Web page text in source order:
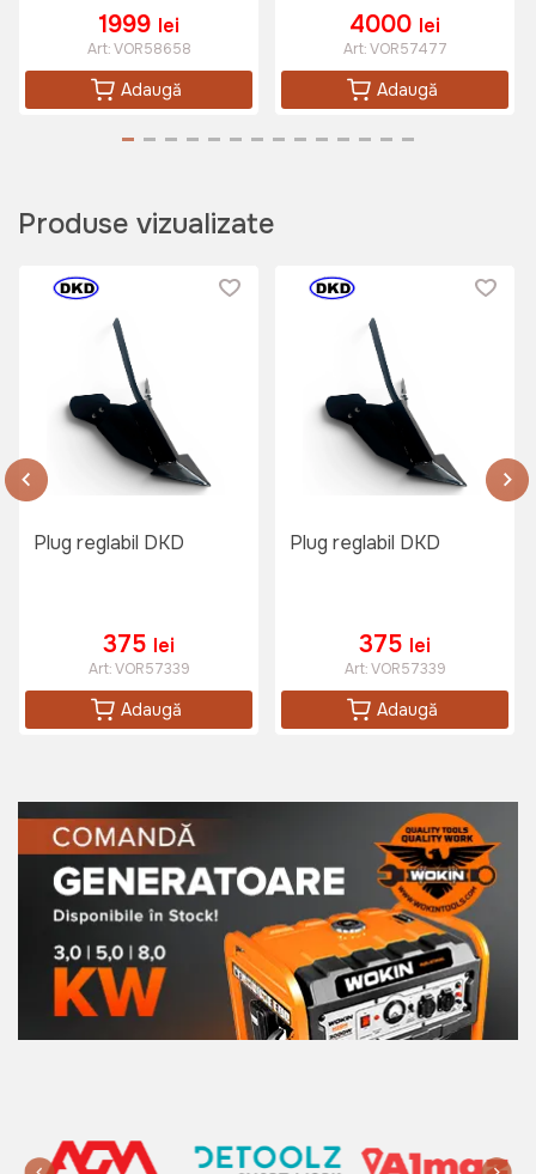
1999 lei
Art:VOR58658
Adaugă
4000 lei
Art:VOR57477
Adaugă
Produse vizualizate
Plug reglabil DKD
375 lei
Art:VOR57339
Adaugă
Plug reglabil DKD
375 lei
Art:VOR57339
Adaugă